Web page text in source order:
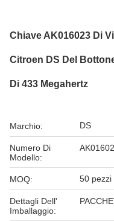
Chiave AK016023 Di
Citroen DS Del
Di 433 Megahertz
Marchio: DS
Numero Di
Modello:
MOQ: 50 pezzi
Dettagli Dell'
Imballaggio: